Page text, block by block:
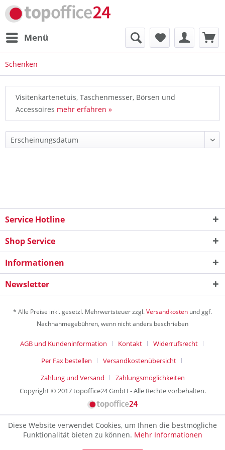
Menü
Schenken
Visitenkartenetuis, Taschenmesser, Börsen und
Accessoires mehr erfahren »
Service Hotline
Shop Service
Informationen
Newsletter
* Alle Preise inkl. gesetzl. Mehrwertsteuer zzgl.Versandkosten und ggf.
Nachnahmegebühren, wenn nicht anders beschrieben
AGB und Kundeninformation Kontakt
Widerrufsrecht
Per Fax bestellen
Versandkostenübersicht
Zahlung und Versand
Zahlungsmöglichkeiten
Copyright © 2017 topoffice24 GmbH - Alle Rechte vorbehalten.
Diese Website verwendet Cookies, um Ihnen die bestmögliche
Funktionalität bieten zu können. Mehr Informationen